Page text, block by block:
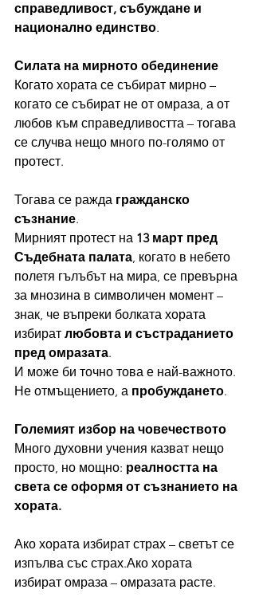
справедливост, събуждане и
национално единство.
Силата на мирното обединение
Когато хората се събират мирно –
когато се събират не от омраза, а от
любов към справедливостта – тогава
се случва нещо много по-голямо от
протест.
Тогава се ражда гражданско
съзнание.
Мирният протест на 13 март пред
Съдебната палата, когато в небето
полетя гълъбът на мира, се превърна
за мнозина в символичен момент –
знак, че въпреки болката хората
избират любовта и състраданието
пред омразата.
И може би точно това е най-важното.
Не отмъщението, а пробуждането.
Големият избор на човечеството
Много духовни учения казват нещо
просто, но мощно: реалността на
света се оформя от съзнанието на
хората.
Ако хората избират страх – светът се
изпълва със страх.Ако хората
избират омраза – омразата расте.